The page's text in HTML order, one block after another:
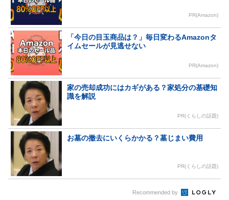
PR(Amazon)
「今日の目玉商品は？」毎日変わるAmazonタ
イムセールが見逃せない
PR(Amazon)
家の売却成功にはカギがある？家処分の基礎知
識を解説
PR(くらしの話題)
お墓の撤去にいくらかかる？墓じまい費用
PR(くらしの話題)
Recommended by